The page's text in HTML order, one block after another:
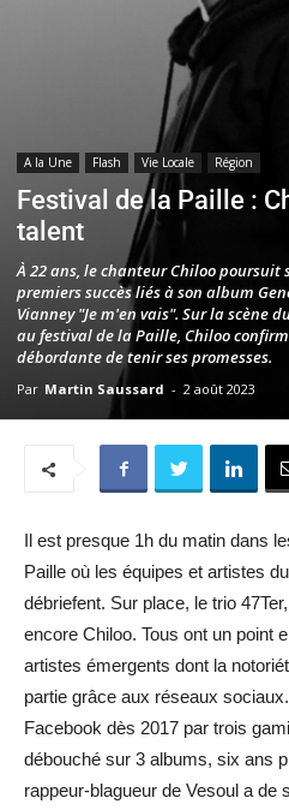
A la Une Flash Vie Locale Région
Festival de la Paille :
talent
À 22 ans, le chanteur Chiloo poursuit
premiers succès liés à son album
Vianney "Je m'en vais". Sur la scène
au festival de la Paille, Chiloo
débordante de tenir ses promesses.
Par Martin Saussard - 2 août 2023
Il est presque 1h du matin dans
Paille où les équipes et artistes
débriefent. Sur place, le trio
encore Chiloo. Tous ont un point
artistes émergents dont la
partie grâce aux réseaux
Facebook dès 2017 par trois
débouché sur 3 albums, six ans
rappeur-blagueur de Vesoul a de